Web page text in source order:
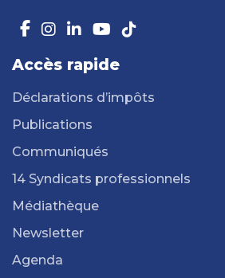
Accès rapide
Déclarations d’impôts
Publications
Communiqués
14 Syndicats professionnels
Médiathèque
Newsletter
Agenda